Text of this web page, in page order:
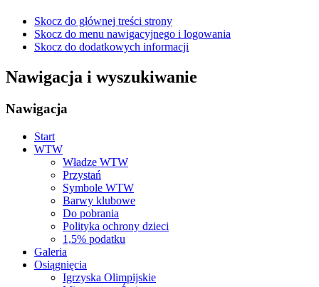
Skocz do głównej treści strony
Skocz do menu nawigacyjnego i logowania
Skocz do dodatkowych informacji
Nawigacja i wyszukiwanie
Nawigacja
Start
WTW
Władze WTW
Przystań
Symbole WTW
Barwy klubowe
Do pobrania
Polityka ochrony dzieci
1,5% podatku
Galeria
Osiągnięcia
Igrzyska Olimpijskie